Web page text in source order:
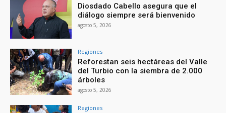
Diosdado Cabello asegura que el
diálogo siempre será bienvenido
agosto 5, 2026
Regiones
Reforestan seis hectáreas del Valle
del Turbio con la siembra de 2.000
árboles
agosto 5, 2026
Regiones